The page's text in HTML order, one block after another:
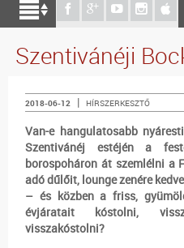
Szentivánéji
2018-06-12 | HÍRSZERKESZTŐ
Van-e hangulatosabb
Szentivánéj estéjén a
borospoháron át szemlélni a
adó dűlőit, lounge zenére
– és közben a friss,
évjáratait kóstolni,
visszakóstolni?